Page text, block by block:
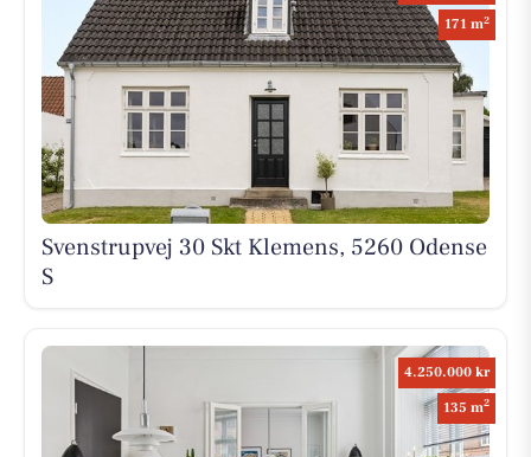
171 m2
Svenstrupvej 30 Skt Klemens, 5260 Odense
S
4.250.000 kr
135 m2